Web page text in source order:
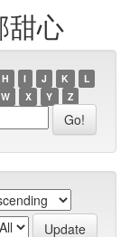
甜心
H I J K
L
W X Y Z